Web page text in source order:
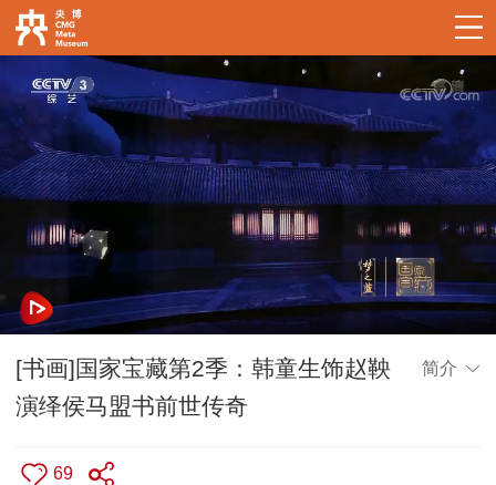
[书画]国家宝藏第2季：韩童生饰赵鞅
演绎侯马盟书前世传奇
简介
69